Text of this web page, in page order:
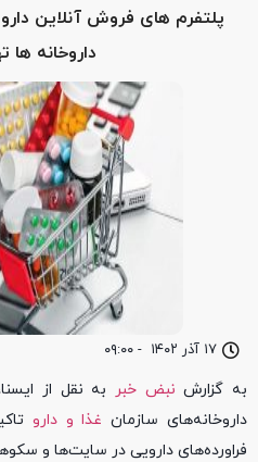
۱۷ آذر ۱۴۰۲ - ۰۹:۰۰
پلتفرم های فروش آنلاین دارو
داروخانه ها
به گزارشنبض خبر به نقل از
داروخانه‌های سازمان غذا و دارو
فراورده‌های دارویی در سایت‌ها و